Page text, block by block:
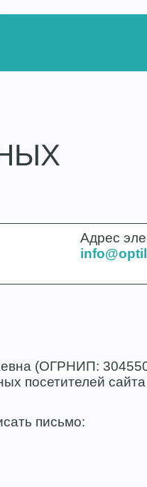
(ОГРНИП:
посетителей сайта
письмо: